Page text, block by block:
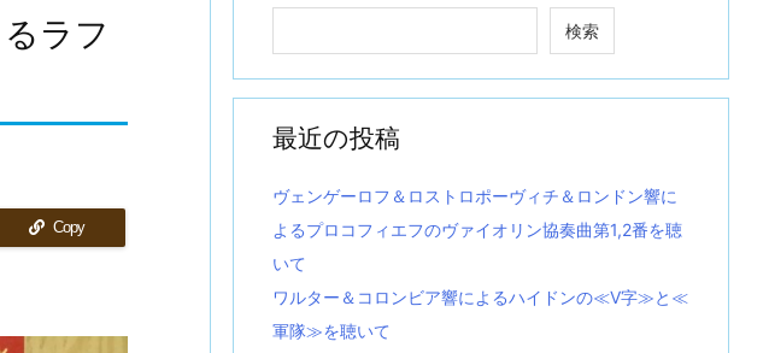
ラフ
Copy
検索
最近の投稿
ヴェンゲーロフ＆ロストロポーヴィチ＆ロンドン響に
よるプロコフィエフのヴァイオリン協奏曲第1,2番を聴
いて
ワルター＆コロンビア響によるハイドンの≪V字≫と≪
軍隊≫を聴いて